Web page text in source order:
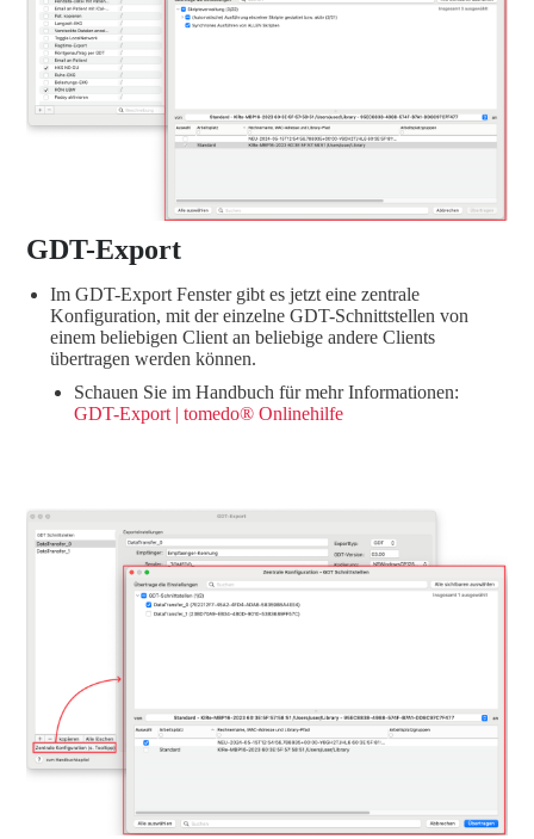
GDT-Export
Im GDT-Export Fenster gibt es jetzt eine zentrale
Konfiguration, mit der einzelne GDT-Schnittstellen von
einem beliebigen Client an beliebige andere Clients
übertragen werden können.
Schauen Sie im Handbuch für mehr Informationen:
GDT-Export | tomedo® Onlinehilfe